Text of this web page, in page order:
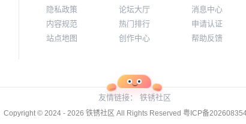
隐私政策
内容规范
站点地图
论坛大厅
热门排行
创作中心
消息中心
申请认证
帮助反馈
友情链接： 铁锈社区
Copyright © 2024 - 2026 铁锈社区 All Rights Reserved 粤ICP备